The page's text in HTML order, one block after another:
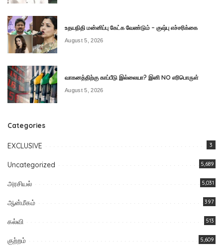
உதயநிதி மன்னிப்பு கேட்க வேண்டும் – குஷ்பு எச்சரிக்கை
August 5, 2026
வாகனத்திற்கு காப்பீடு இல்லையா? இனி NO எரிபொருள்
August 5, 2026
Categories
EXCLUSIVE 3
Uncategorized 5,689
அரசியல் 5,031
ஆன்மீகம் 397
கல்வி 513
குற்றம் 5,609